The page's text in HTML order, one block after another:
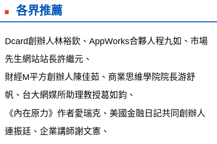
各界推薦
Dcard創辦人林裕欽、AppWorks合夥人程九如、市場
先生網站站長許繼元、
財經M平方創辦人陳佳茹、商業思維學院院長游舒
帆、台大網媒所助理教授葛如鈞、
《內在原力》作者愛瑞克、美國金融日記共同創辦人
連振廷、企業講師謝文憲、